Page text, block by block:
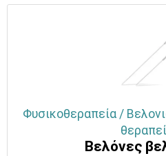
Φυσικοθεραπεία /
Βελόνες